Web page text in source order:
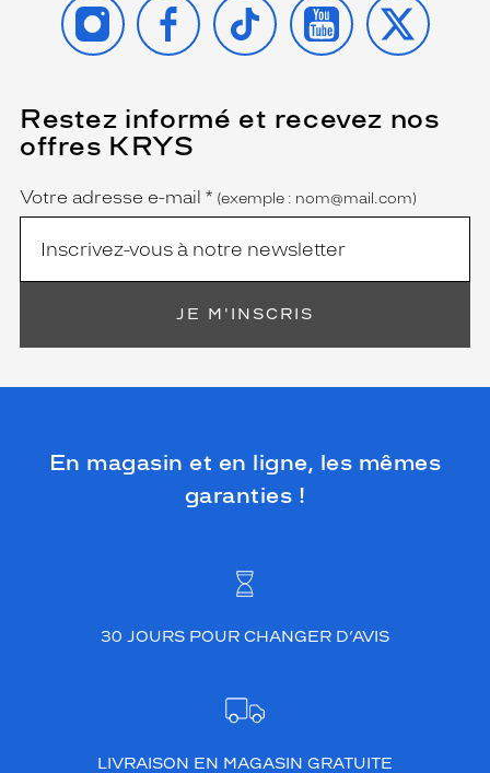
Restez informé et recevez nos
offres KRYS
Name
Votre adresse e-mail *
(Ce
champ
est
obligatoire)
(exemple : nom@mail.com)
JE M'INSCRIS
En magasin et en ligne, les mêmes
garanties !
30 JOURS POUR CHANGER D’AVIS
LIVRAISON EN MAGASIN GRATUITE